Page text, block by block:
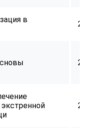
в
24
24
24